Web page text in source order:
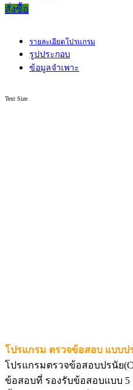
สั่งซื้อ
รายละเอียดโปรแกรม
รูปประกอบ
ข้อมูลจำเพาะ
Text Size
โปรแกรม ตรวจข้อสอบ แบบป
โปรแกรมตรวจข้อสอบปรนัย
ข้อสอบที่ รองรับข้อสอบแบบ 5